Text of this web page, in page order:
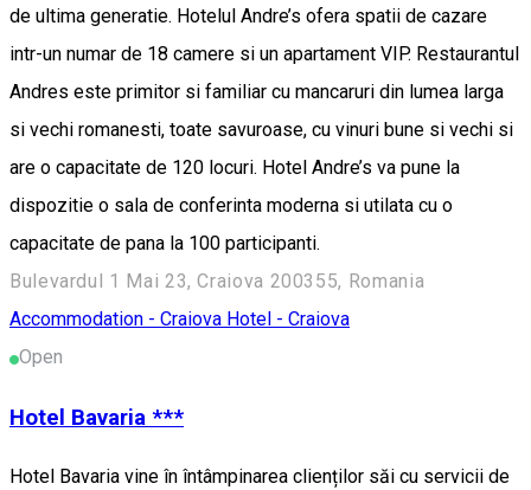
de ultima generatie. Hotelul Andre’s ofera spatii de cazare
intr-un numar de 18 camere si un apartament VIP. Restaurantul
Andres este primitor si familiar cu mancaruri din lumea larga
si vechi romanesti, toate savuroase, cu vinuri bune si vechi si
are o capacitate de 120 locuri. Hotel Andre’s va pune la
dispozitie o sala de conferinta moderna si utilata cu o
capacitate de pana la 100 participanti.
Bulevardul 1 Mai 23, Craiova 200355, Romania
Accommodation - Craiova Hotel - Craiova
Open
Hotel Bavaria ***
Hotel Bavaria vine în întâmpinarea clienților săi cu servicii de